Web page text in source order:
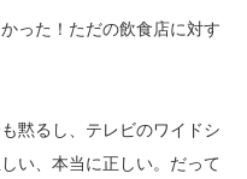
った！ただの飲食店に対す
黙るし、テレビのワイドシ
い、本当に正しい。だって